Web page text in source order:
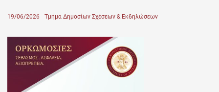
Posted
19/06/2026 Author
Τμήμα Δημοσίων Σχέσεων & Εκδηλώσεων